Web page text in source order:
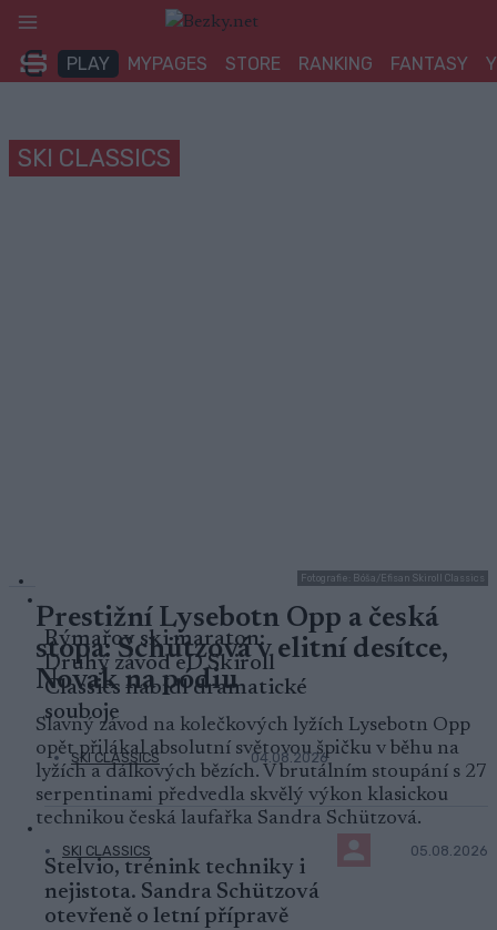
Přeskočit
obsah
PLAY MYPAGES STORE RANKING FANTASY
SKI CLASSICS
Fotografie: Bóša/Efisan Skiroll Classics
Prestižní Lysebotn Opp a česká
stopa: Schützová v elitní desítce,
Novak na pódiu
Slavný závod na kolečkových lyžích Lysebotn Opp
opět přilákal absolutní světovou špičku v běhu na
lyžích a dálkových bězích. V brutálním stoupání s 27
serpentinami předvedla skvělý výkon klasickou
technikou česká laufařka Sandra Schützová.
SKI CLASSICS 05.08.2026
Rýmařov ski maraton:
Druhý závod eD Skiroll
Classics nabídl dramatické
souboje
SKI CLASSICS 04.08.2026
Stelvio, trénink techniky i
nejistota. Sandra Schützová
otevřeně o letní přípravě